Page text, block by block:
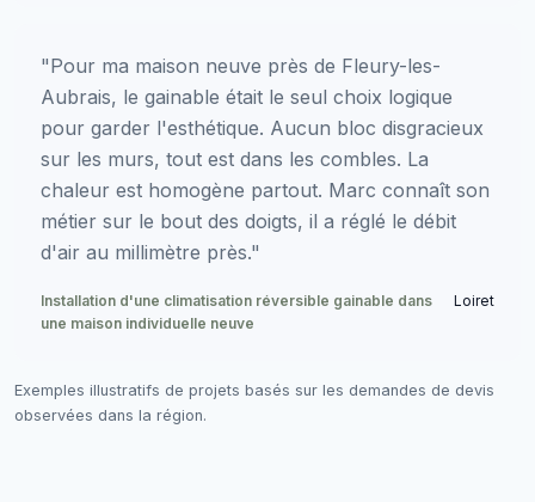
"Pour ma maison neuve près de Fleury-les-
Aubrais, le gainable était le seul choix logique
pour garder l'esthétique. Aucun bloc disgracieux
sur les murs, tout est dans les combles. La
chaleur est homogène partout. Marc connaît son
métier sur le bout des doigts, il a réglé le débit
d'air au millimètre près."
Installation d'une climatisation réversible gainable dans
une maison individuelle neuve
Loiret
Exemples illustratifs de projets basés sur les demandes de devis
observées dans la région.